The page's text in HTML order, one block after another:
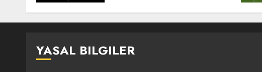
YASAL BILGILER